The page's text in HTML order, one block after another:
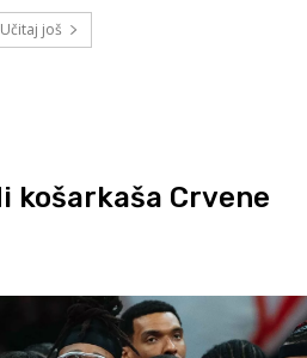
Učitaj još